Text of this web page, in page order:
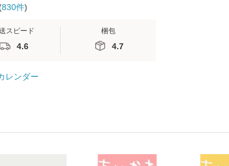
(830件)
スピード
4.6
梱包
4.7
レンダー